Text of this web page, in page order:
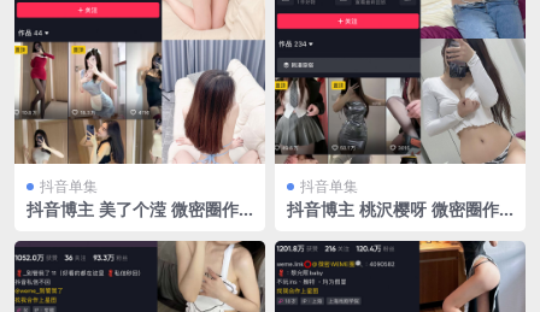
抖音单集
抖音博主 美了个滢 微密圈作
抖音单集
抖音博主 桃沢樱呀 微密圈作